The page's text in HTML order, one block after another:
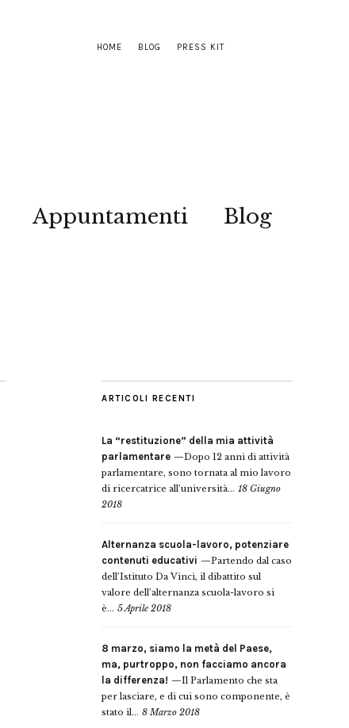
HOME BLOG PRESS KIT
Appuntamenti Blog
ARTICOLI RECENTI
La “restituzione” della mia attività
parlamentare
Dopo 12 anni di attività
parlamentare, sono tornata al mio lavoro
di ricercatrice all’università... 18 Giugno
2018
Alternanza scuola-lavoro, potenziare
contenuti educativi
Partendo dal caso
dell’Istituto Da Vinci, il dibattito sul
valore dell’alternanza scuola-lavoro si
è... 5 Aprile 2018
8 marzo, siamo la metà del Paese,
ma, purtroppo, non facciamo ancora
la differenza!
Il Parlamento che sta
per lasciare, e di cui sono componente, è
stato il... 8 Marzo 2018